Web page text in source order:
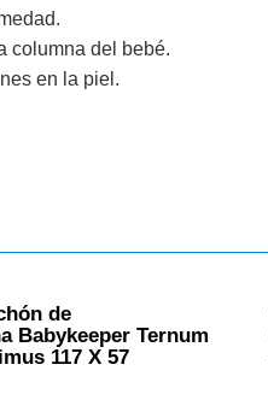
columna del bebé.
en la piel.
de
Babykeeper Ternum
117 X 57